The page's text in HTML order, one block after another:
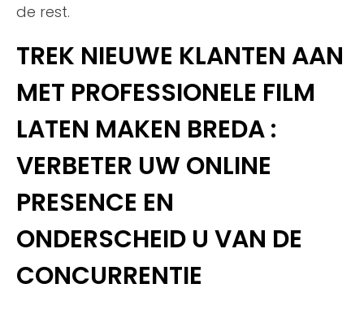
de rest.
TREK NIEUWE KLANTEN AAN
MET PROFESSIONELE FILM
LATEN MAKEN BREDA :
VERBETER UW ONLINE
PRESENCE EN
ONDERSCHEID U VAN DE
CONCURRENTIE